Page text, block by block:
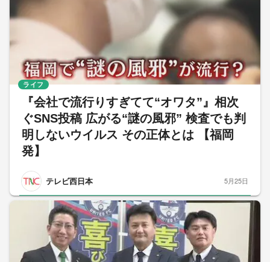
『会社で流行りすぎてて“オワタ”』相次
ぐSNS投稿 広がる“謎の風邪” 検査でも判
明しないウイルス その正体とは 【福岡
発】
テレビ西日本
ライフ
5月25日